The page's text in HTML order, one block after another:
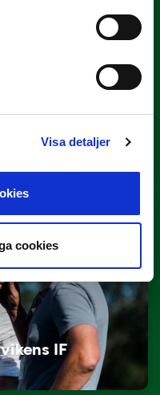
Visa detaljer
cookies
IF